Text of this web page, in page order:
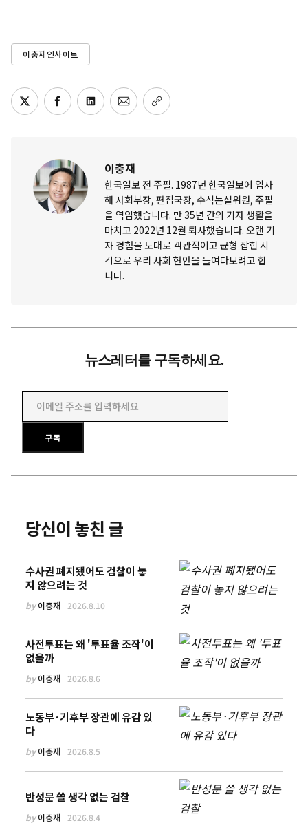
이충재인사이트
이충재
한국일보 전 주필. 1987년 한국일보에 입사
해 사회부장, 편집국장, 수석논설위원, 주필
을 역임했습니다. 만 35년 간의 기자 생활을
마치고 2022년 12월 퇴사했습니다. 오랜 기
자 경험을 토대로 객관적이고 균형 잡힌 시
각으로 우리 사회 현안을 들여다보려고 합
니다.
뉴스레터를 구독하세요.
이메일 주소를 입력하세요
구독
당신이 놓친 글
수사권 폐지됐어도 검찰이 놓
지 않으려는 것
by이충재 2026.8.10
사전투표는 왜 '투표율 조작'이
없을까
by이충재 2026.8.6
노동부·기후부 장관에 유감 있
다
by이충재 2026.8.5
반성문 쓸 생각 없는 검찰
by이충재 2026.8.4